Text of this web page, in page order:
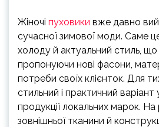
Жіночі пуховики вже давно
сучасної зимової моди. Саме
холоду й актуальний стиль, що
пропонуючи нові фасони,
потреби своїх клієнток. Для
стильний і практичний
продукції локальних марок.
зовнішньої тканини й